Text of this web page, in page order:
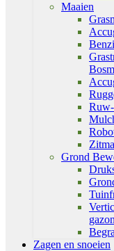
Maaien
Grond
Zagen en snoeien